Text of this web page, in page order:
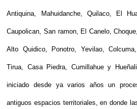
Antiquina, Mahuidanche, Quilaco, El
Caupolican, San ramon, El Canelo,
Alto Quidico, Ponotro, Yevilao,
Tirua, Casa Piedra, Cumillahue y
iniciado desde ya varios años un
antiguos espacios territoriales, en donde